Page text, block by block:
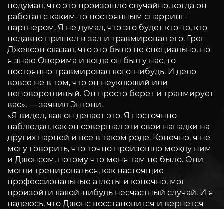
подумал, что это произошло случайно, когда он
работал с каким-то постоянным спарринг-
партнером. Я не думал, что это будет кто-то, кто
недавно пришел в зал и травмировал его. Грег
Джексон сказал, что это было не специально, но
я знаю Оверима и когда он был у нас, то
постоянно травмировал кого-нибудь. И дело
вовсе не в том, что он неуклюжий или
неповоротливый. Он просто берет и травмирует
вас», — заявил Энтони.
«Я видел, как он делает это. Я постоянно
наблюдал, как он совершал эти свои нападки на
других парней и все в таком роде. Конечно, я не
могу говорить, что точно произошло между ним
и Джонсом, потому что меня там не было. Они
могли тренироваться, как настоящие
профессиональные атлеты и конечно, мог
произойти какой-нибудь несчастный случай. И я
надеюсь, что Джонс восстановится и вернется